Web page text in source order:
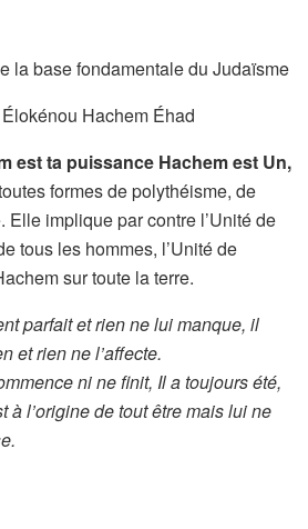
la base fondamentale du Judaïsme
Hachem Éhad
est ta puissance Hachem est Un,
formes de polythéisme, de
Elle implique par contre l’Unité de
tous les hommes, l’Unité de
sur toute la terre.
parfait et rien ne lui manque, il
et rien ne l’affecte.
ni ne finit, Il a toujours été,
à l’origine de tout être mais lui ne